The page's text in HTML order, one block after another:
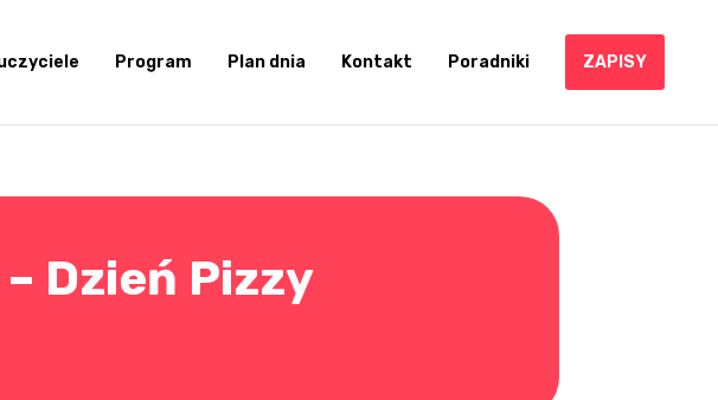
Program Plan dnia Kontakt Poradniki ZAPISY
Dzień Pizzy